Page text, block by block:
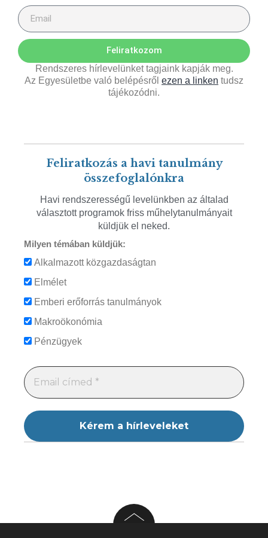
Feliratkozom
Rendszeres hírlevelünket tagjaink kapják meg.
Az Egyesületbe való belépésről ezen a linken tudsz
tájékozódni.
Feliratkozás a havi tanulmány
összefoglalónkra
Havi rendszerességű levelünkben az általad
választott programok friss műhelytanulmányait
küldjük el neked.
Milyen témában küldjük:
Alkalmazott közgazdaságtan
Elmélet
Emberi erőforrás tanulmányok
Makroökonómia
Pénzügyek